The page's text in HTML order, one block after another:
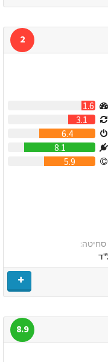
2
1.6
3.1
6.4
8.1
5.9
סחיטה:
8.9